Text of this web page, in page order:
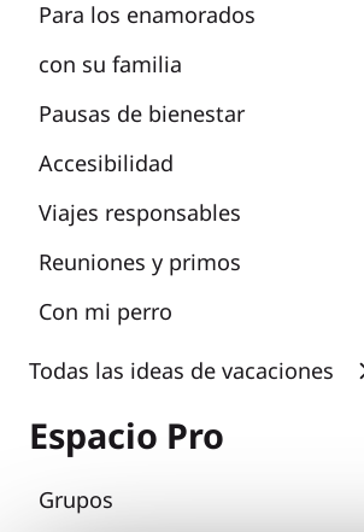
Para los enamorados
con su familia
Pausas de bienestar
Accesibilidad
Viajes responsables
Reuniones y primos
Con mi perro
Todas las ideas de vacaciones
Espacio Pro
Grupos